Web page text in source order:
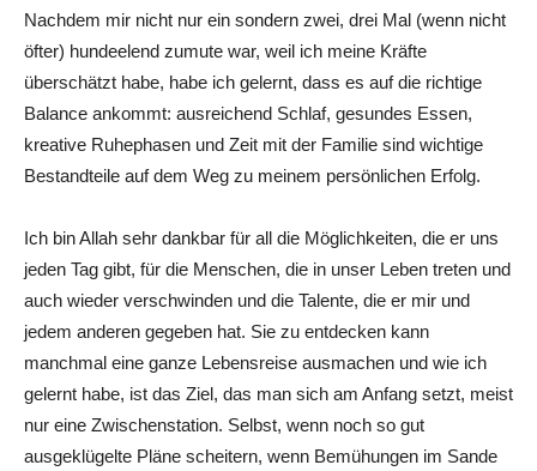
Nachdem mir nicht nur ein sondern zwei, drei Mal (wenn nicht
öfter) hundeelend zumute war, weil ich meine Kräfte
überschätzt habe, habe ich gelernt, dass es auf die richtige
Balance ankommt: ausreichend Schlaf, gesundes Essen,
kreative Ruhephasen und Zeit mit der Familie sind wichtige
Bestandteile auf dem Weg zu meinem persönlichen Erfolg.
Ich bin Allah sehr dankbar für all die Möglichkeiten, die er uns
jeden Tag gibt, für die Menschen, die in unser Leben treten und
auch wieder verschwinden und die Talente, die er mir und
jedem anderen gegeben hat. Sie zu entdecken kann
manchmal eine ganze Lebensreise ausmachen und wie ich
gelernt habe, ist das Ziel, das man sich am Anfang setzt, meist
nur eine Zwischenstation. Selbst, wenn noch so gut
ausgeklügelte Pläne scheitern, wenn Bemühungen im Sande